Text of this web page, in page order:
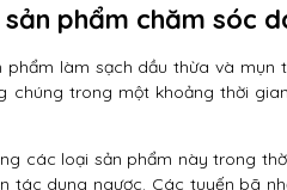
sản phẩm chăm sóc
phẩm làm sạch dầu thừa và
chúng trong một khoảng thời
các loại sản phẩm này trong
tác dụng ngược. Các tuyến bã